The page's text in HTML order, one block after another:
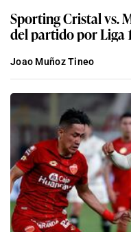
Sporting Cristal vs.
del partido por Liga
Joao Muñoz Tineo